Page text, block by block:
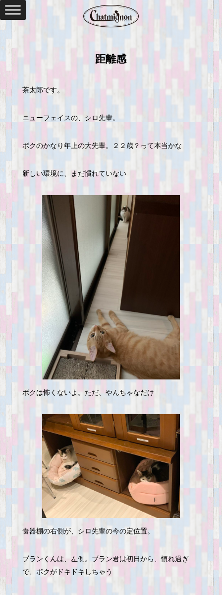
距離感
茶太郎です。
ニューフェイスの、シロ先輩。
ボクのかなり年上の大先輩。２２歳？って本当かな
新しい環境に、まだ慣れていない
ボクは怖くないよ。ただ、やんちゃなだけ
食器棚の右側が、シロ先輩の今の定位置。
ブランくんは、左側。ブラン君は初日から、慣れ過ぎ
で、ボクがドキドキしちゃう